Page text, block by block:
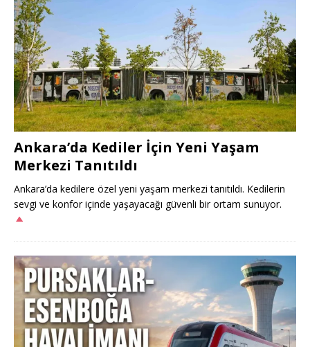
Ankara’da Kediler İçin Yeni Yaşam
Merkezi Tanıtıldı
Ankara’da kedilere özel yeni yaşam merkezi tanıtıldı. Kedilerin
sevgi ve konfor içinde yaşayacağı güvenli bir ortam sunuyor.